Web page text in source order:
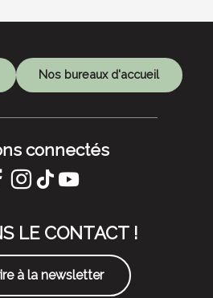
Nos bureaux d'accueil
connectés
LE CONTACT !
à la newsletter